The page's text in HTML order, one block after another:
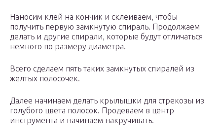
Наносим клей на кончик и склеиваем, чтобы
получить первую замкнутую спираль. Продолжаем
делать и другие спирали, которые будут отличаться
немного по размеру диаметра.
Всего сделаем пять таких замкнутых спиралей из
желтых полосочек.
Далее начинаем делать крылышки для стрекозы из
голубого цвета полосок. Продеваем в центр
инструмента и начинаем накручивать.